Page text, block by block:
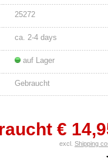
25272
ca. 2-4 days
auf Lager
Gebraucht
€
excl. Shipping